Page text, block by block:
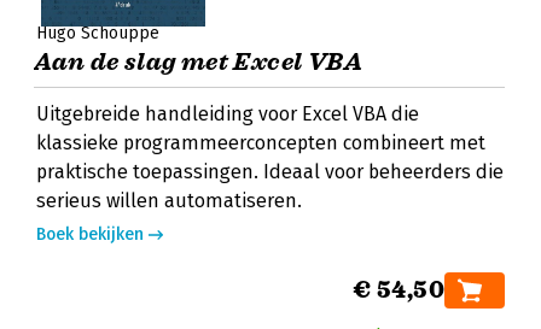
Hugo Schouppe
Aan de slag met Excel VBA
Uitgebreide handleiding voor Excel VBA die
klassieke programmeerconcepten combineert met
praktische toepassingen. Ideaal voor beheerders die
serieus willen automatiseren.
Boek bekijken
€ 54,50